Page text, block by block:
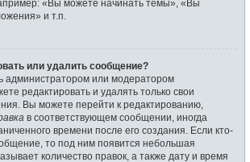
«Вы можете начинать темы», «Вы
и т.п.
или удалить сообщение?
администратором или модератором
редактировать и удалять только свои
Вы можете перейти к редактированию,
в соответствующем сообщении, иногда
времени после его создания. Если кто-
то под ним появится небольшая
количество правок, а также дату и время